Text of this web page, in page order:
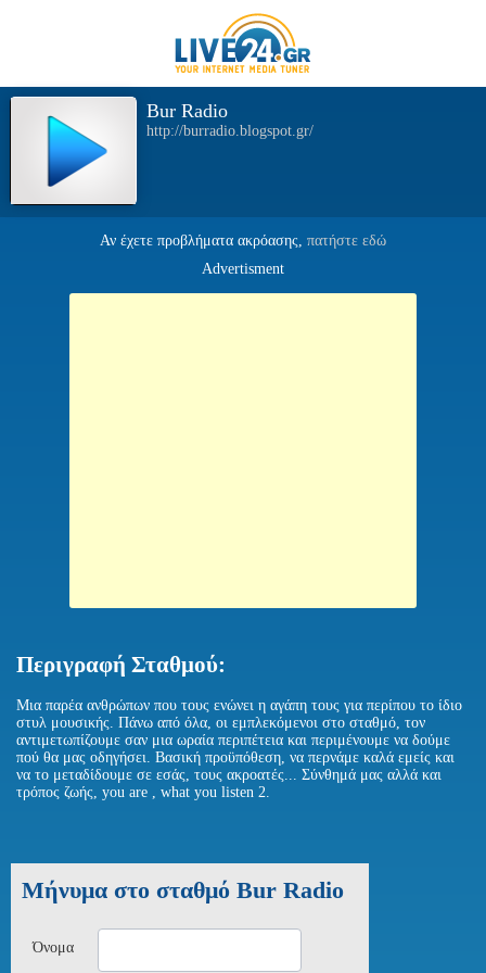
Bur Radio
http://burradio.blogspot.gr/
Αν έχετε προβλήματα ακρόασης, πατήστε εδώ
Advertisment
Περιγραφή Σταθμού:
Μια παρέα ανθρώπων που τους ενώνει η αγάπη τους για περίπου το ίδιο
στυλ μουσικής. Πάνω από όλα, οι εμπλεκόμενοι στο σταθμό, τον
αντιμετωπίζουμε σαν μια ωραία περιπέτεια και περιμένουμε να δούμε
πού θα μας οδηγήσει. Βασική προϋπόθεση, να περνάμε καλά εμείς και
να το μεταδίδουμε σε εσάς, τους ακροατές... Σύνθημά μας αλλά και
τρόπος ζωής, you are , what you listen 2.
Μήνυμα στο σταθμό Bur Radio
Όνομα